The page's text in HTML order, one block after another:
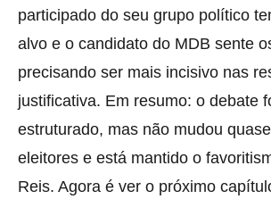
participado do seu grupo político
alvo e o candidato do MDB sente
precisando ser mais incisivo nas
justificativa. Em resumo: o debate
estruturado, mas não mudou
eleitores e está mantido o
Reis. Agora é ver o próximo